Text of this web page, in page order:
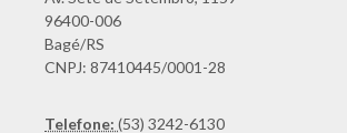
96400-006
Bagé/RS
CNPJ: 87410445/0001-28
Telefone: (53) 3242-6130